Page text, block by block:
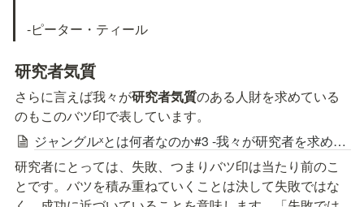
-ピーター・ティール
研究者気質
さらに言えば我々が研究者気質のある人財を求めている
のもこのバツ印で表しています。
ジャングルˣとは何者なのか#3 -我々が研究者を求める理由-
研究者にとっては、失敗、つまりバツ印は当たり前のこ
とです。バツを積み重ねていくことは決して失敗ではな